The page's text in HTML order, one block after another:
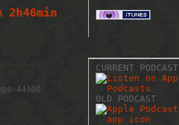
CURRENT PODCAST
OLD PODCAST
2h46min
44100